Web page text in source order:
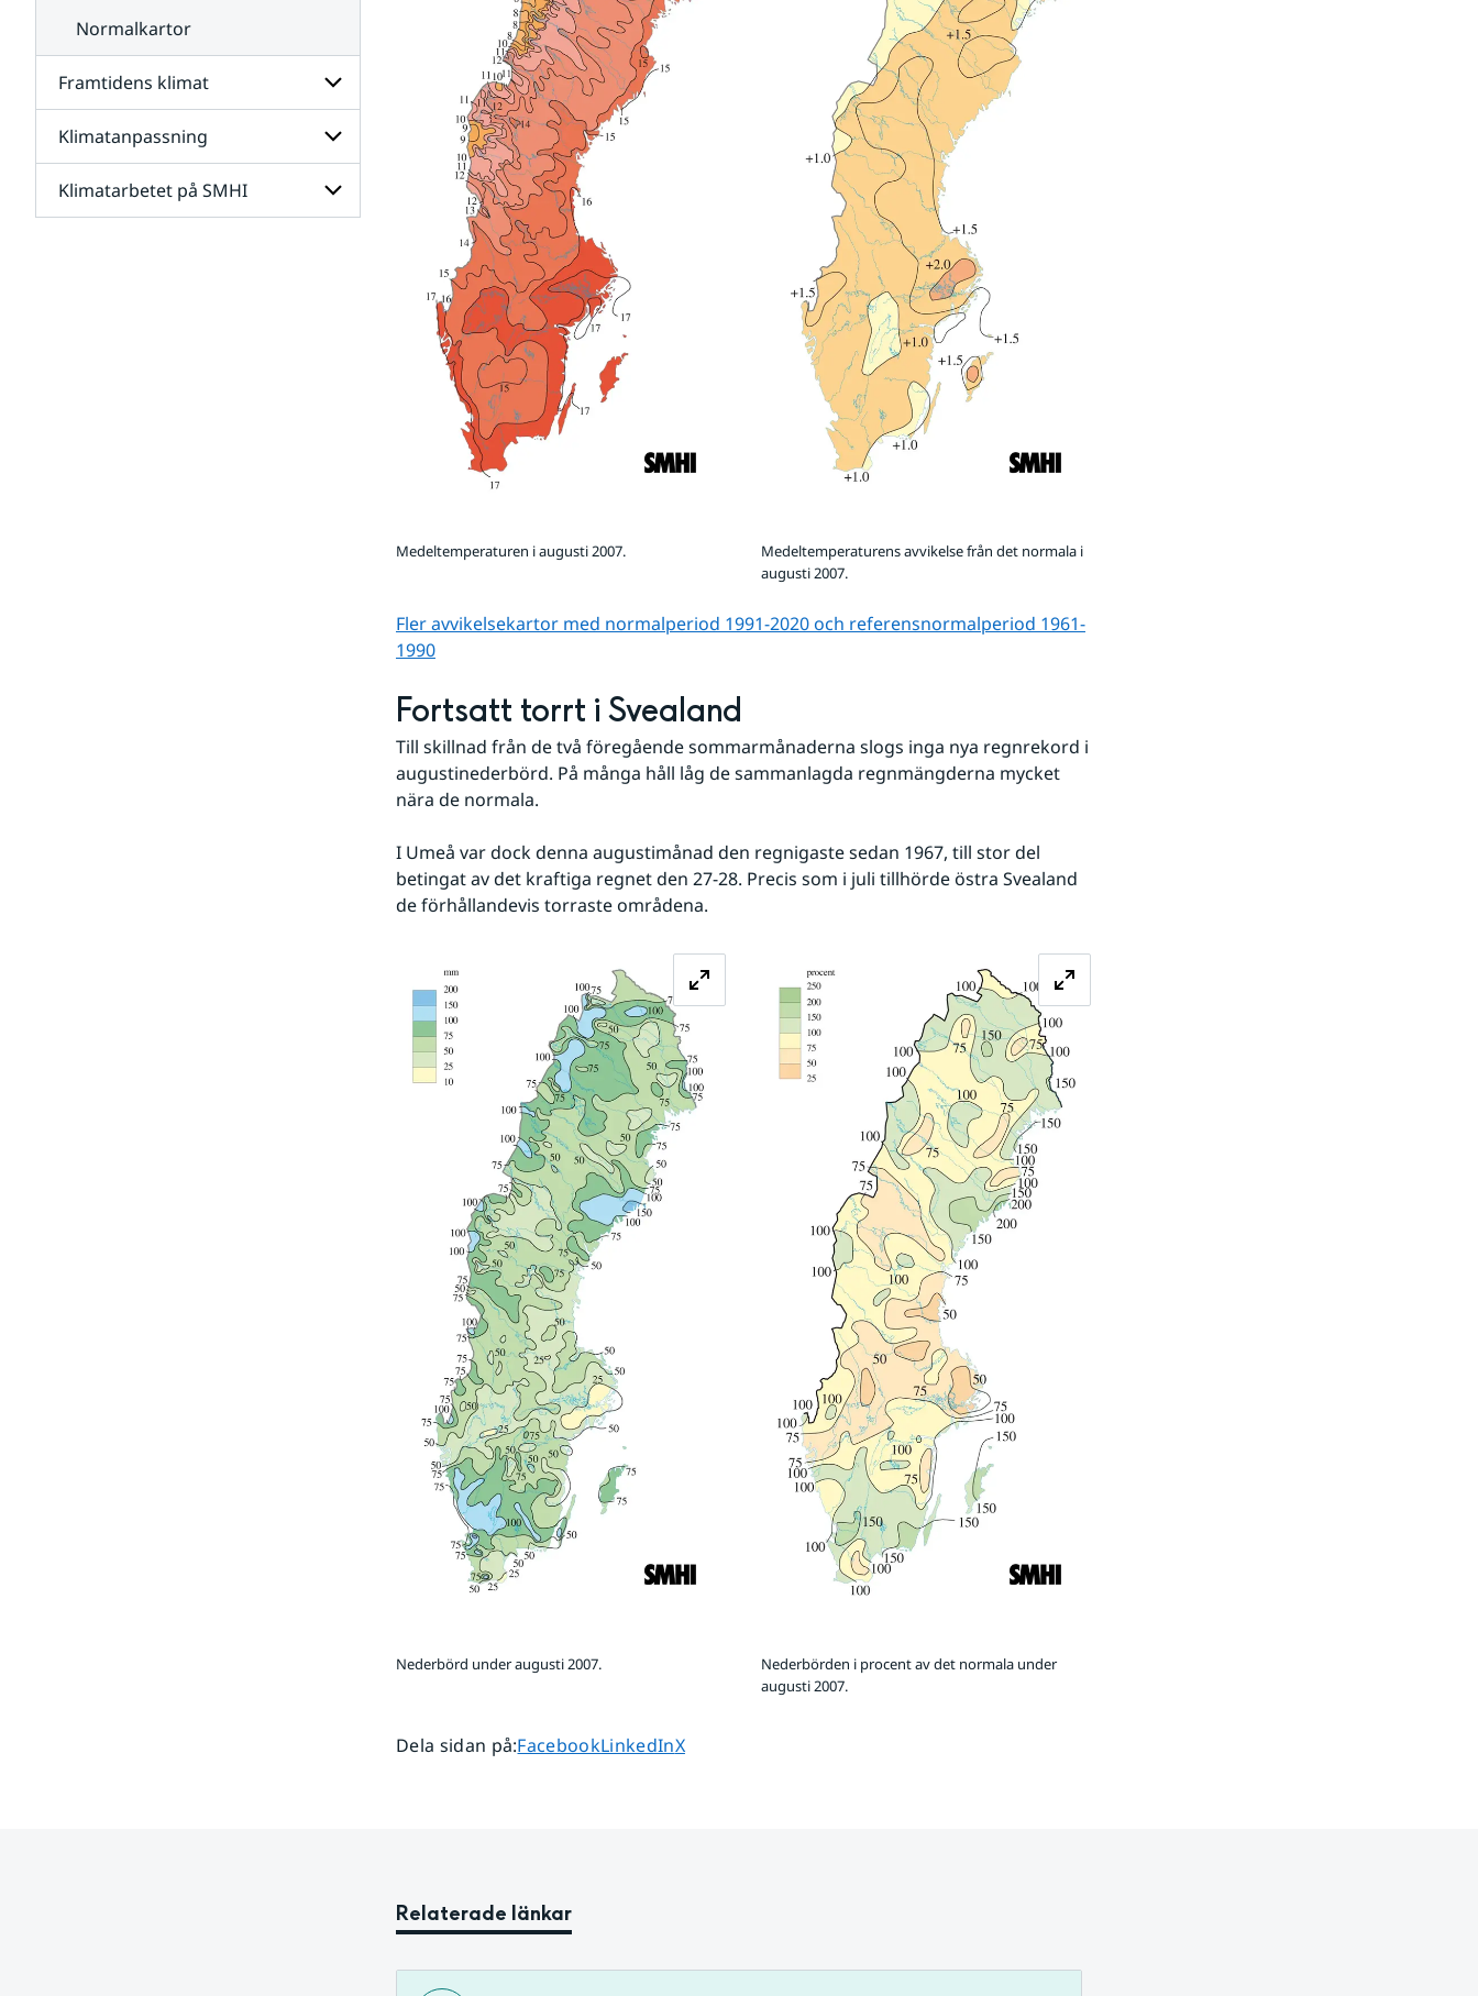
Normalkartor
Framtidens klimat
Undersidor
för
Framtidens
klimat
Klimatanpassning
Undersidor
för
Klimatanpassning
Klimatarbetet på SMHI
Klimatarbetet
Medeltemperaturen i augusti 2007.
Medeltemperaturens avvikelse från det normala i
augusti 2007.
Fler avvikelsekartor med normalperiod 1991-2020 och referens­normalperiod 1961-
1990
Fortsatt torrt i Svealand
Till skillnad från de två föregående sommarmånaderna slogs inga nya regnrekord i
augustinederbörd. På många håll låg de sammanlagda regnmängderna mycket
nära de normala.
I Umeå var dock denna augustimånad den regnigaste sedan 1967, till stor del
betingat av det kraftiga regnet den 27-28. Precis som i juli tillhörde östra Svealand
de förhållandevis torraste områdena.
Nederbörd under augusti 2007.
Nederbörden i procent av det normala under
augusti 2007.
Dela sidan på:Dela sidan på
FacebookDela sidan på
LinkedInDela sidan på
X
Relaterade länkar